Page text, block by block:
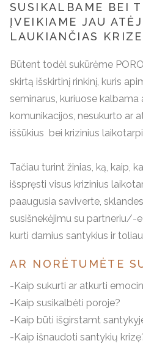
SUSIKALBAME BEI
ĮVEIKIAME JAU
LAUKIANČIAS
Būtent todėl sukūrėme
skirtą išskirtinį rinkinį, kuris
seminarus, kuriuose
komunikacijos, nesukurto ar
iššūkius bei krizinius
Tačiau turint žinias, ką, kaip,
išspręsti visus krizinius
paaugusia saviverte,
susišnekėjimu su partneriu/-
kurti darnius santykius ir
AR NORĖTUMĖTE
-Kaip sukurti ar atkurti
-Kaip susikalbėti poroje?
-Kaip būti išgirstamt
-Kaip išnaudoti santykių